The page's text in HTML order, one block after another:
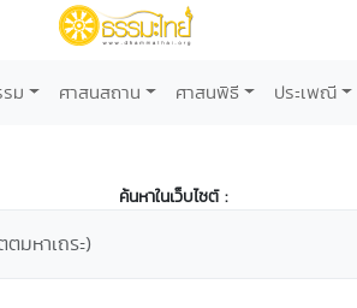
ม ศาสนสถาน ศาสนพิธี ประเพณี
ค้นหาในเว็บไซต์ :
มหาเถระ)